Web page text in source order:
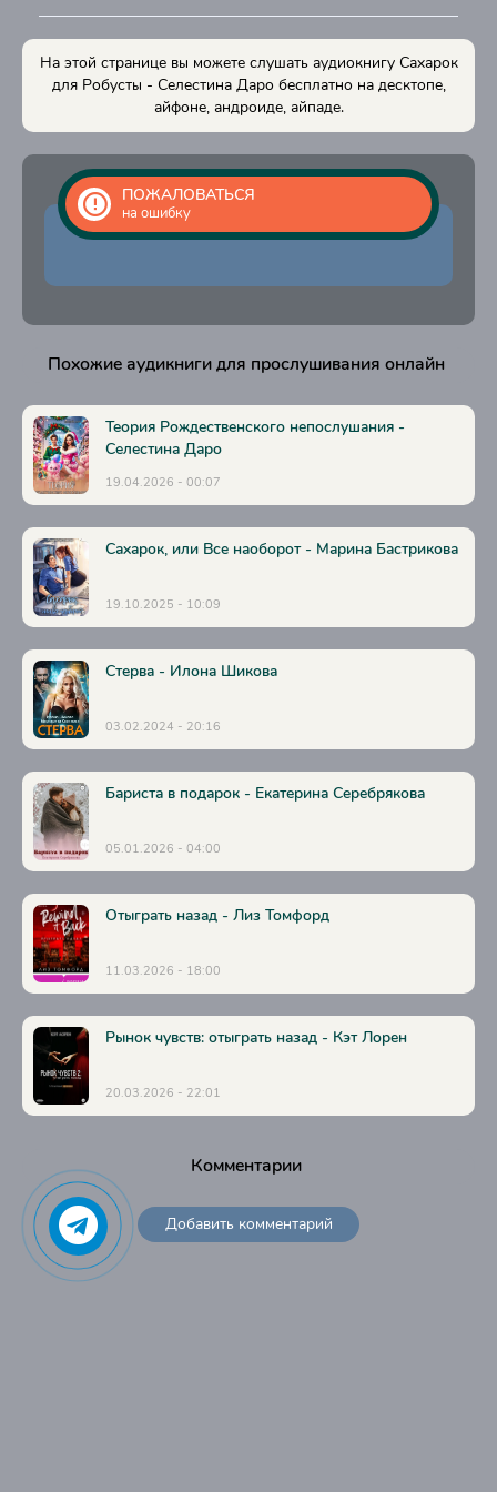
16
17
19
20
21
25
26
27
28
30
31
32
33
34
35
36
37
38
40
41
42
43
44
45
47
48
49
На этой странице вы можете слушать аудиокнигу Сахарок
для Робусты - Селестина Даро бесплатно на десктопе,
айфоне, андроиде, айпаде.
ПОЖАЛОВАТЬСЯ
на ошибку
Похожие аудикниги для прослушивания онлайн
Теория Рождественского непослушания -
Селестина Даро
19.04.2026 - 00:07
Сахарок, или Все наоборот - Марина Бастрикова
19.10.2025 - 10:09
Стерва - Илона Шикова
03.02.2024 - 20:16
Бариста в подарок - Екатерина Серебрякова
05.01.2026 - 04:00
Отыграть назад - Лиз Томфорд
11.03.2026 - 18:00
Рынок чувств: отыграть назад - Кэт Лорен
20.03.2026 - 22:01
Комментарии
Добавить комментарий